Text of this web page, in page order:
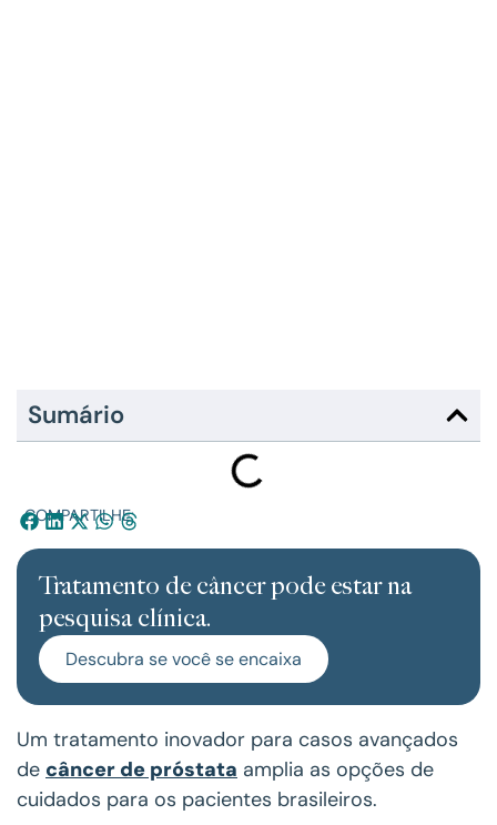
Sumário
COMPARTILHE:
Tratamento de câncer pode estar na
pesquisa clínica.
Descubra se você se encaixa
Um tratamento inovador para casos avançados
de câncer de próstata amplia as opções de
cuidados para os pacientes brasileiros.